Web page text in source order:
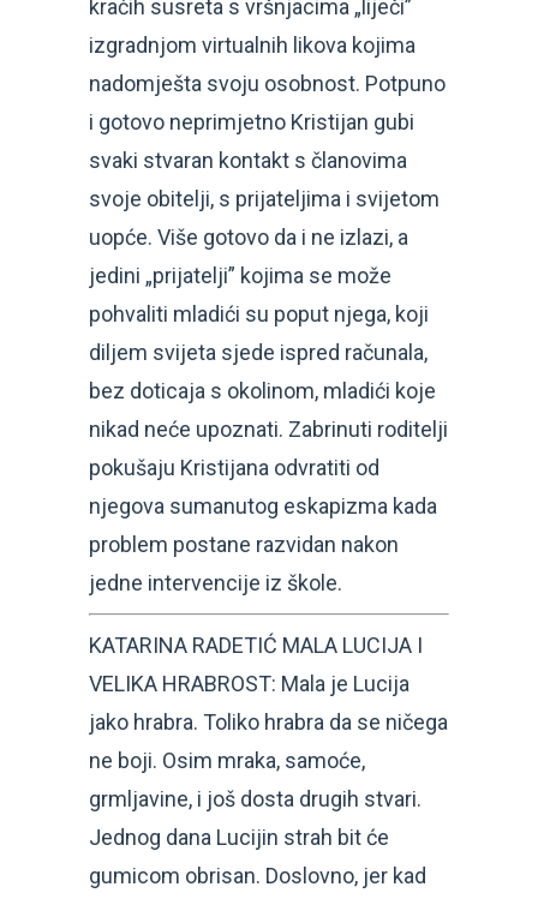
kraćih susreta s vršnjacima „liječi”
izgradnjom virtualnih likova kojima
nadomješta svoju osobnost. Potpuno
i gotovo neprimjetno Kristijan gubi
svaki stvaran kontakt s članovima
svoje obitelji, s prijateljima i svijetom
uopće. Više gotovo da i ne izlazi, a
jedini „prijatelji” kojima se može
pohvaliti mladići su poput njega, koji
diljem svijeta sjede ispred računala,
bez doticaja s okolinom, mladići koje
nikad neće upoznati. Zabrinuti roditelji
pokušaju Kristijana odvratiti od
njegova sumanutog eskapizma kada
problem postane razvidan nakon
jedne intervencije iz škole.
KATARINA RADETIĆ MALA LUCIJA I
VELIKA HRABROST: Mala je Lucija
jako hrabra. Toliko hrabra da se ničega
ne boji. Osim mraka, samoće,
grmljavine, i još dosta drugih stvari.
Jednog dana Lucijin strah bit će
gumicom obrisan. Doslovno, jer kad